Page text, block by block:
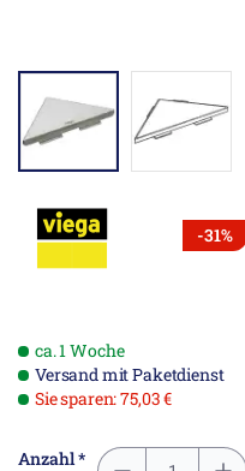
-31%
ca. 1 Woche
Versand mit Paketdienst
Sie sparen: 75,03 €
Anzahl *